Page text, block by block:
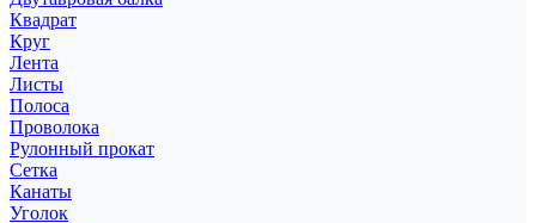
Квадрат
Круг
Лента
Листы
Полоса
Проволока
Рулонный прокат
Сетка
Канаты
Уголок